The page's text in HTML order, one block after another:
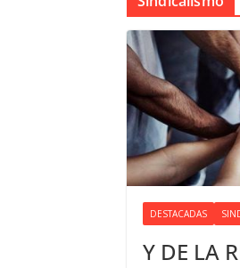
DESTACADAS
Y DE LA